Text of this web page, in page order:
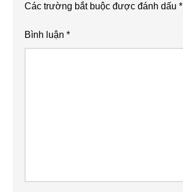
Các trường bắt buộc được đánh dấu*
Bình luận*